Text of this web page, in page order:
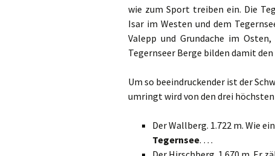
wie zum Sport treiben ein. Die
Isar im Westen und dem
Valepp und Grundache im
Tegernseer Berge bilden damit
Um so beeindruckender ist der
umringt wird von den drei
Der Wallberg. 1.722 m. Wie
Tegernsee. …